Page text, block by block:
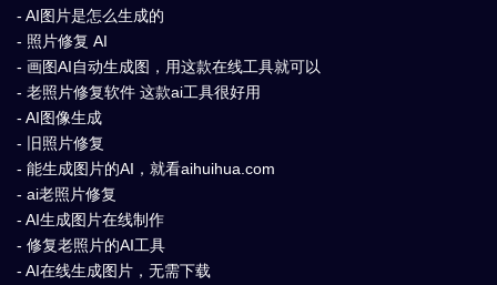
- AI图片是怎么生成的
- 照片修复 AI
- 画图AI自动生成图，用这款在线工具就可以
- 老照片修复软件 这款ai工具很好用
- AI图像生成
- 旧照片修复
- 能生成图片的AI，就看aihuihua.com
- ai老照片修复
- AI生成图片在线制作
- 修复老照片的AI工具
- AI在线生成图片，无需下载